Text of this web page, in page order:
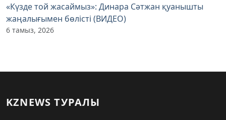
«Күзде той жасаймыз»: Динара Сәтжан қуанышты
жаңалығымен бөлісті (ВИДЕО)
6 тамыз, 2026
KZNEWS ТУРАЛЫ